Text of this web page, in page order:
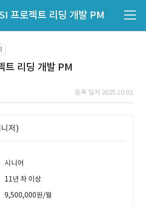
프로젝트 리딩 개발 PM
트 리딩 개발 PM
등록 일자 2025.10.02.
저)
시니어
11년 차 이상
9,500,000원/월